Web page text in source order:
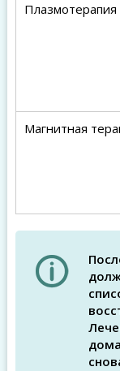
Плазмотерапия
Магнитная